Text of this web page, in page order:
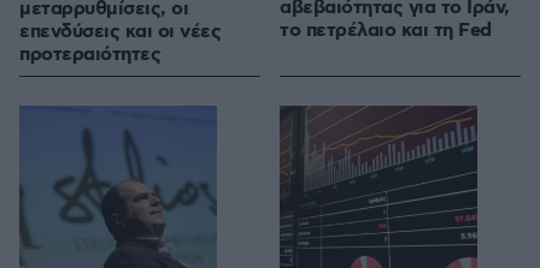
μεταρρυθμίσεις, οι
επενδύσεις και οι νέες
προτεραιότητες
αβεβαιότητας για το Ιράν,
το πετρέλαιο και τη Fed